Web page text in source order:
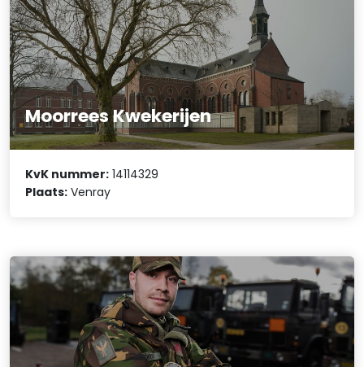
Moorrees Kwekerijen
KvK nummer: 14114329
Plaats: Venray